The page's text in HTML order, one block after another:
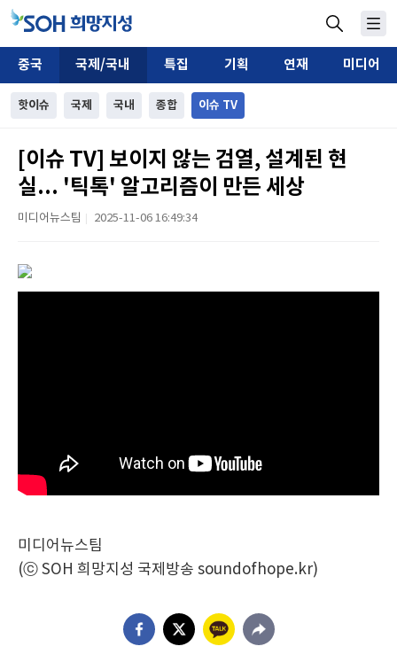
중국 국제/국내 특집 기획 연재 미디어
핫이슈 국제 국내 종합 이슈 TV
[이슈 TV] 보이지 않는 검열, 설계된 현
실... '틱톡' 알고리즘이 만든 세상
미디어뉴스팀 2025-11-06 16:49:34
미디어뉴스팀
(ⓒ SOH 희망지성 국제방송 soundofhope.kr)